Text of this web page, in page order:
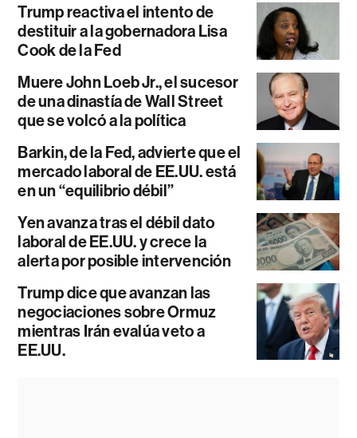
Trump reactiva el intento de
destituir a la gobernadora Lisa
Cook de la Fed
Muere John Loeb Jr., el sucesor
de una dinastía de Wall Street
que se volcó a la política
Barkin, de la Fed, advierte que el
mercado laboral de EE.UU. está
en un “equilibrio débil”
Yen avanza tras el débil dato
laboral de EE.UU. y crece la
alerta por posible intervención
Trump dice que avanzan las
negociaciones sobre Ormuz
mientras Irán evalúa veto a
EE.UU.